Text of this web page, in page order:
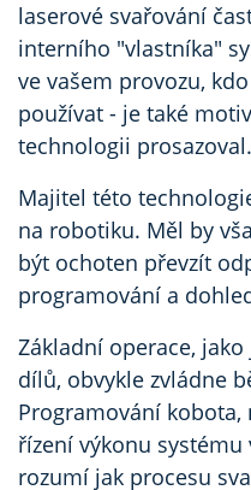
laserové svařování
interního "vlastníka"
ve vašem provozu,
používat - je také
technologii prosazoval.
Majitel této
na robotiku. Měl by
být ochoten převzít
programování a
Základní operace,
dílů, obvykle zvládne
Programování
řízení výkonu systému
rozumí jak procesu